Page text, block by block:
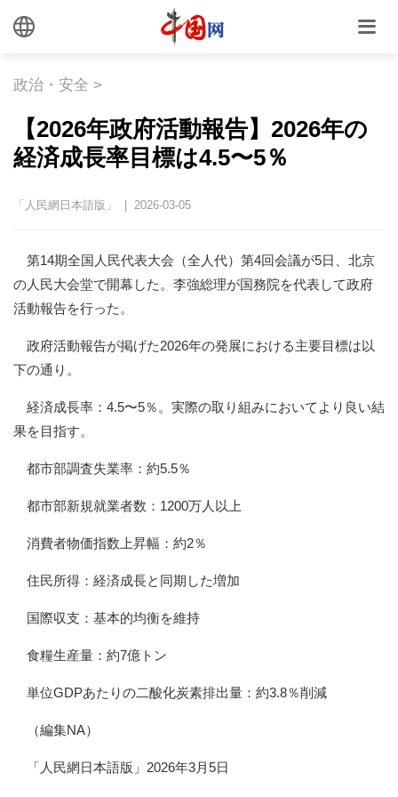
政治・安全 >
【2026年政府活動報告】2026年の
経済成長率目標は4.5〜5％
「人民網日本語版」 | 2026-03-05
第14期全国人民代表大会（全人代）第4回会議が5日、北京
の人民大会堂で開幕した。李強総理が国務院を代表して政府
活動報告を行った。
政府活動報告が掲げた2026年の発展における主要目標は以
下の通り。
経済成長率：4.5〜5％。実際の取り組みにおいてより良い結
果を目指す。
都市部調査失業率：約5.5％
都市部新規就業者数：1200万人以上
消費者物価指数上昇幅：約2％
住民所得：経済成長と同期した増加
国際収支：基本的均衡を維持
食糧生産量：約7億トン
単位GDPあたりの二酸化炭素排出量：約3.8％削減
（編集NA）
「人民網日本語版」2026年3月5日